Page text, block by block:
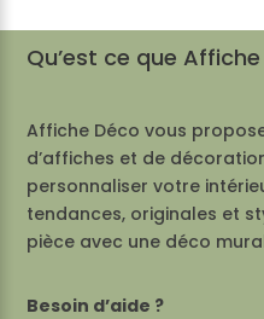
Qu’est ce que
Affiche Déco vous
d’affiches et de
personnaliser votre
tendances, originales et
pièce avec une déco
Besoin d’aide ?